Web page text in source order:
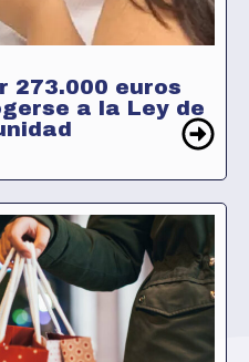
273.000 euros
a la Ley de